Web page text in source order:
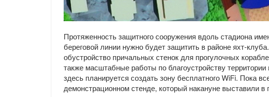
Протяженность защитного сооружения вдоль стадиона
береговой линии нужно будет защитить в районе яхт-
обустройство причальных стенок для прогулочных
также масштабные работы по благоустройству
здесь планируется создать зону бесплатного WiFi. Пока
демонстрационном стенде, который накануне выставили в